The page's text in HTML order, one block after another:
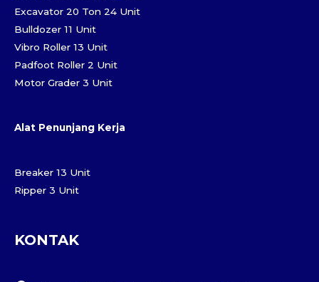
Excavator 20 Ton 24 Unit
Bulldozer 11 Unit
Vibro Roller 13 Unit
Padfoot Roller 2 Unit
Motor Grader 3 Unit
Alat Penunjang Kerja
Breaker 13 Unit
Ripper 3 Unit
KONTAK